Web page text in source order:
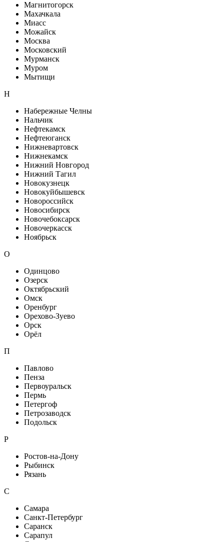
Магнитогорск
Махачкала
Миасс
Можайск
Москва
Московский
Мурманск
Муром
Мытищи
Н
Набережные Челны
Нальчик
Нефтекамск
Нефтеюганск
Нижневартовск
Нижнекамск
Нижний Новгород
Нижний Тагил
Новокузнецк
Новокуйбышевск
Новороссийск
Новосибирск
Новочебоксарск
Новочеркасск
Ноябрьск
О
Одинцово
Озерск
Октябрьский
Омск
Оренбург
Орехово-Зуево
Орск
Орёл
П
Павлово
Пенза
Первоуральск
Пермь
Петергоф
Петрозаводск
Подольск
Р
Ростов-на-Дону
Рыбинск
Рязань
С
Самара
Санкт-Петербург
Саранск
Сарапул